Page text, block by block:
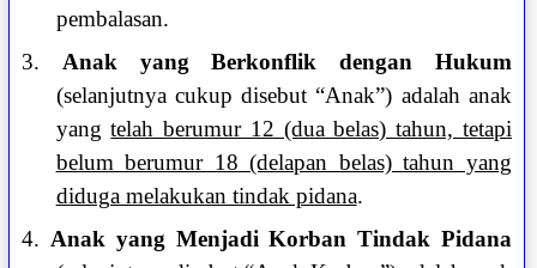
pembalasan.
3. Anak yang Berkonflik dengan Hukum
(selanjutnya cukup disebut “Anak”) adalah anak
yangtelah berumur 12 (dua belas) tahun, tetapi
belum berumur 18 (delapan belas) tahun yang
diduga melakukan tindak pidana.
4. Anak yang Menjadi Korban Tindak Pidana